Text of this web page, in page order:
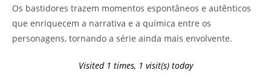
Os bastidores trazem momentos espontâneos e autênticos
que enriquecem a narrativa e a química entre os
personagens, tornando a série ainda mais envolvente.
Visited 1 times, 1 visit(s) today